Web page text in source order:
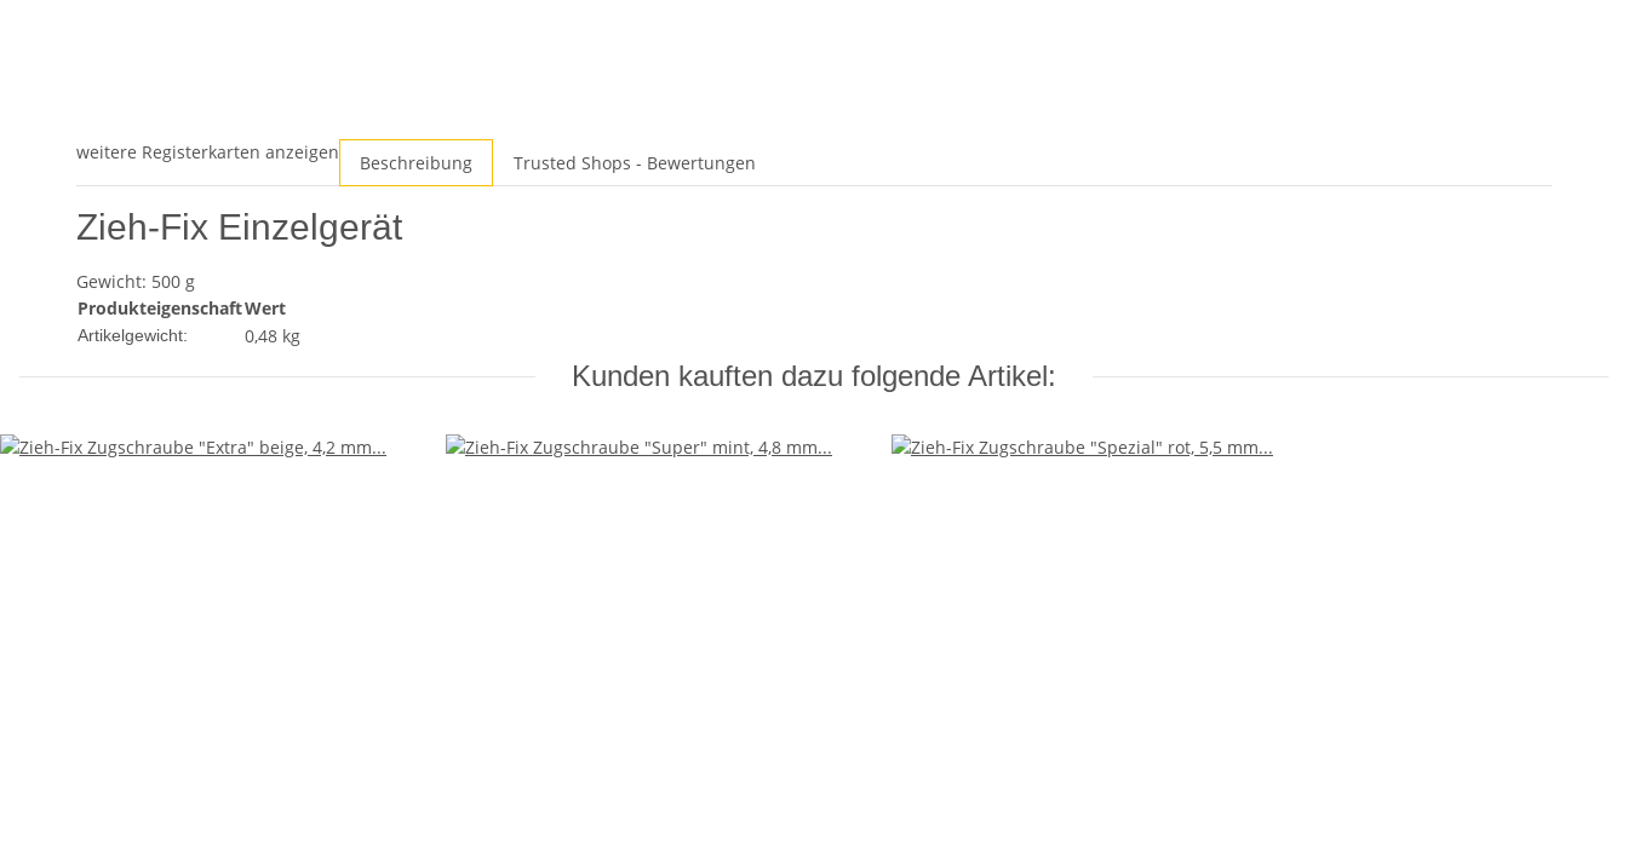
weitere Registerkarten anzeigen Beschreibung Trusted Shops - Bewertungen
Zieh-Fix Einzelgerät
Gewicht: 500 g
ProdukteigenschaftWert
Artikelgewicht: 0,48 kg
Kunden kauften dazu folgende Artikel: